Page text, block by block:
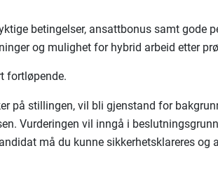
betingelser, ansattbonus samt gode
og mulighet for hybrid arbeid etter
fortløpende.
på stillingen, vil bli gjenstand for
Vurderingen vil inngå i
må du kunne sikkerhetsklareres og